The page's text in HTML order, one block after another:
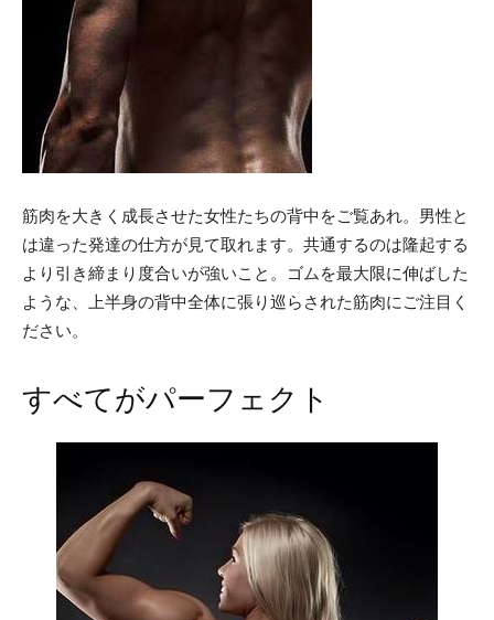
筋肉を大きく成長させた女性たちの背中をご覧あれ。男性と
は違った発達の仕方が見て取れます。共通するのは隆起する
より引き締まり度合いが強いこと。ゴムを最大限に伸ばした
ような、上半身の背中全体に張り巡らされた筋肉にご注目く
ださい。
すべてがパーフェクト